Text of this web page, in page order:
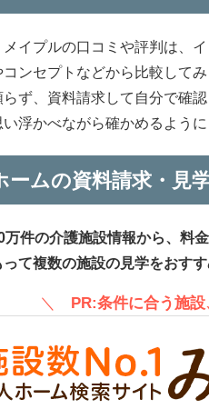
イプルの口コミや評判は、
ンセプトなどから比較して
ず、資料請求して自分で確
浮かべながら確かめるように
ームの資料請求・見
件の介護施設情報から、料
て複数の施設の見学をおすす
＼ PR:条件に合う施設